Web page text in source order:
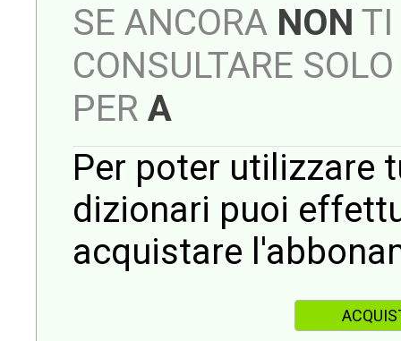
SE ANCORA NON TI
CONSULTARE
PER A
Per poter utilizzare
dizionari puoi
acquistare